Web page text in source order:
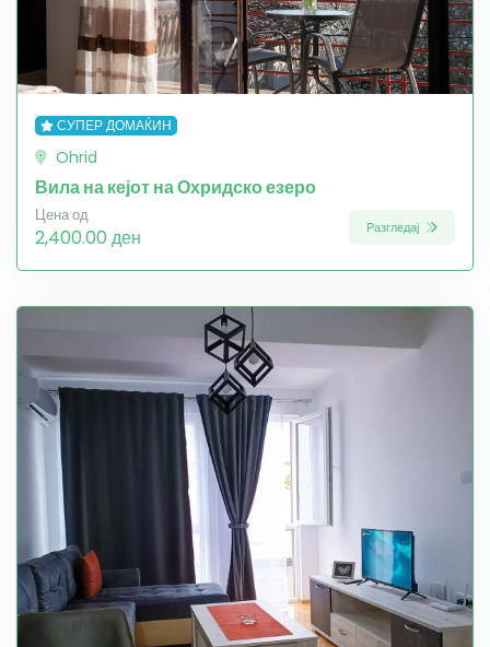
СУПЕР ДОМАЌИН
Ohrid
Вила на кејот на Охридско езеро
Цена од
2,400.00 ден Разгледај